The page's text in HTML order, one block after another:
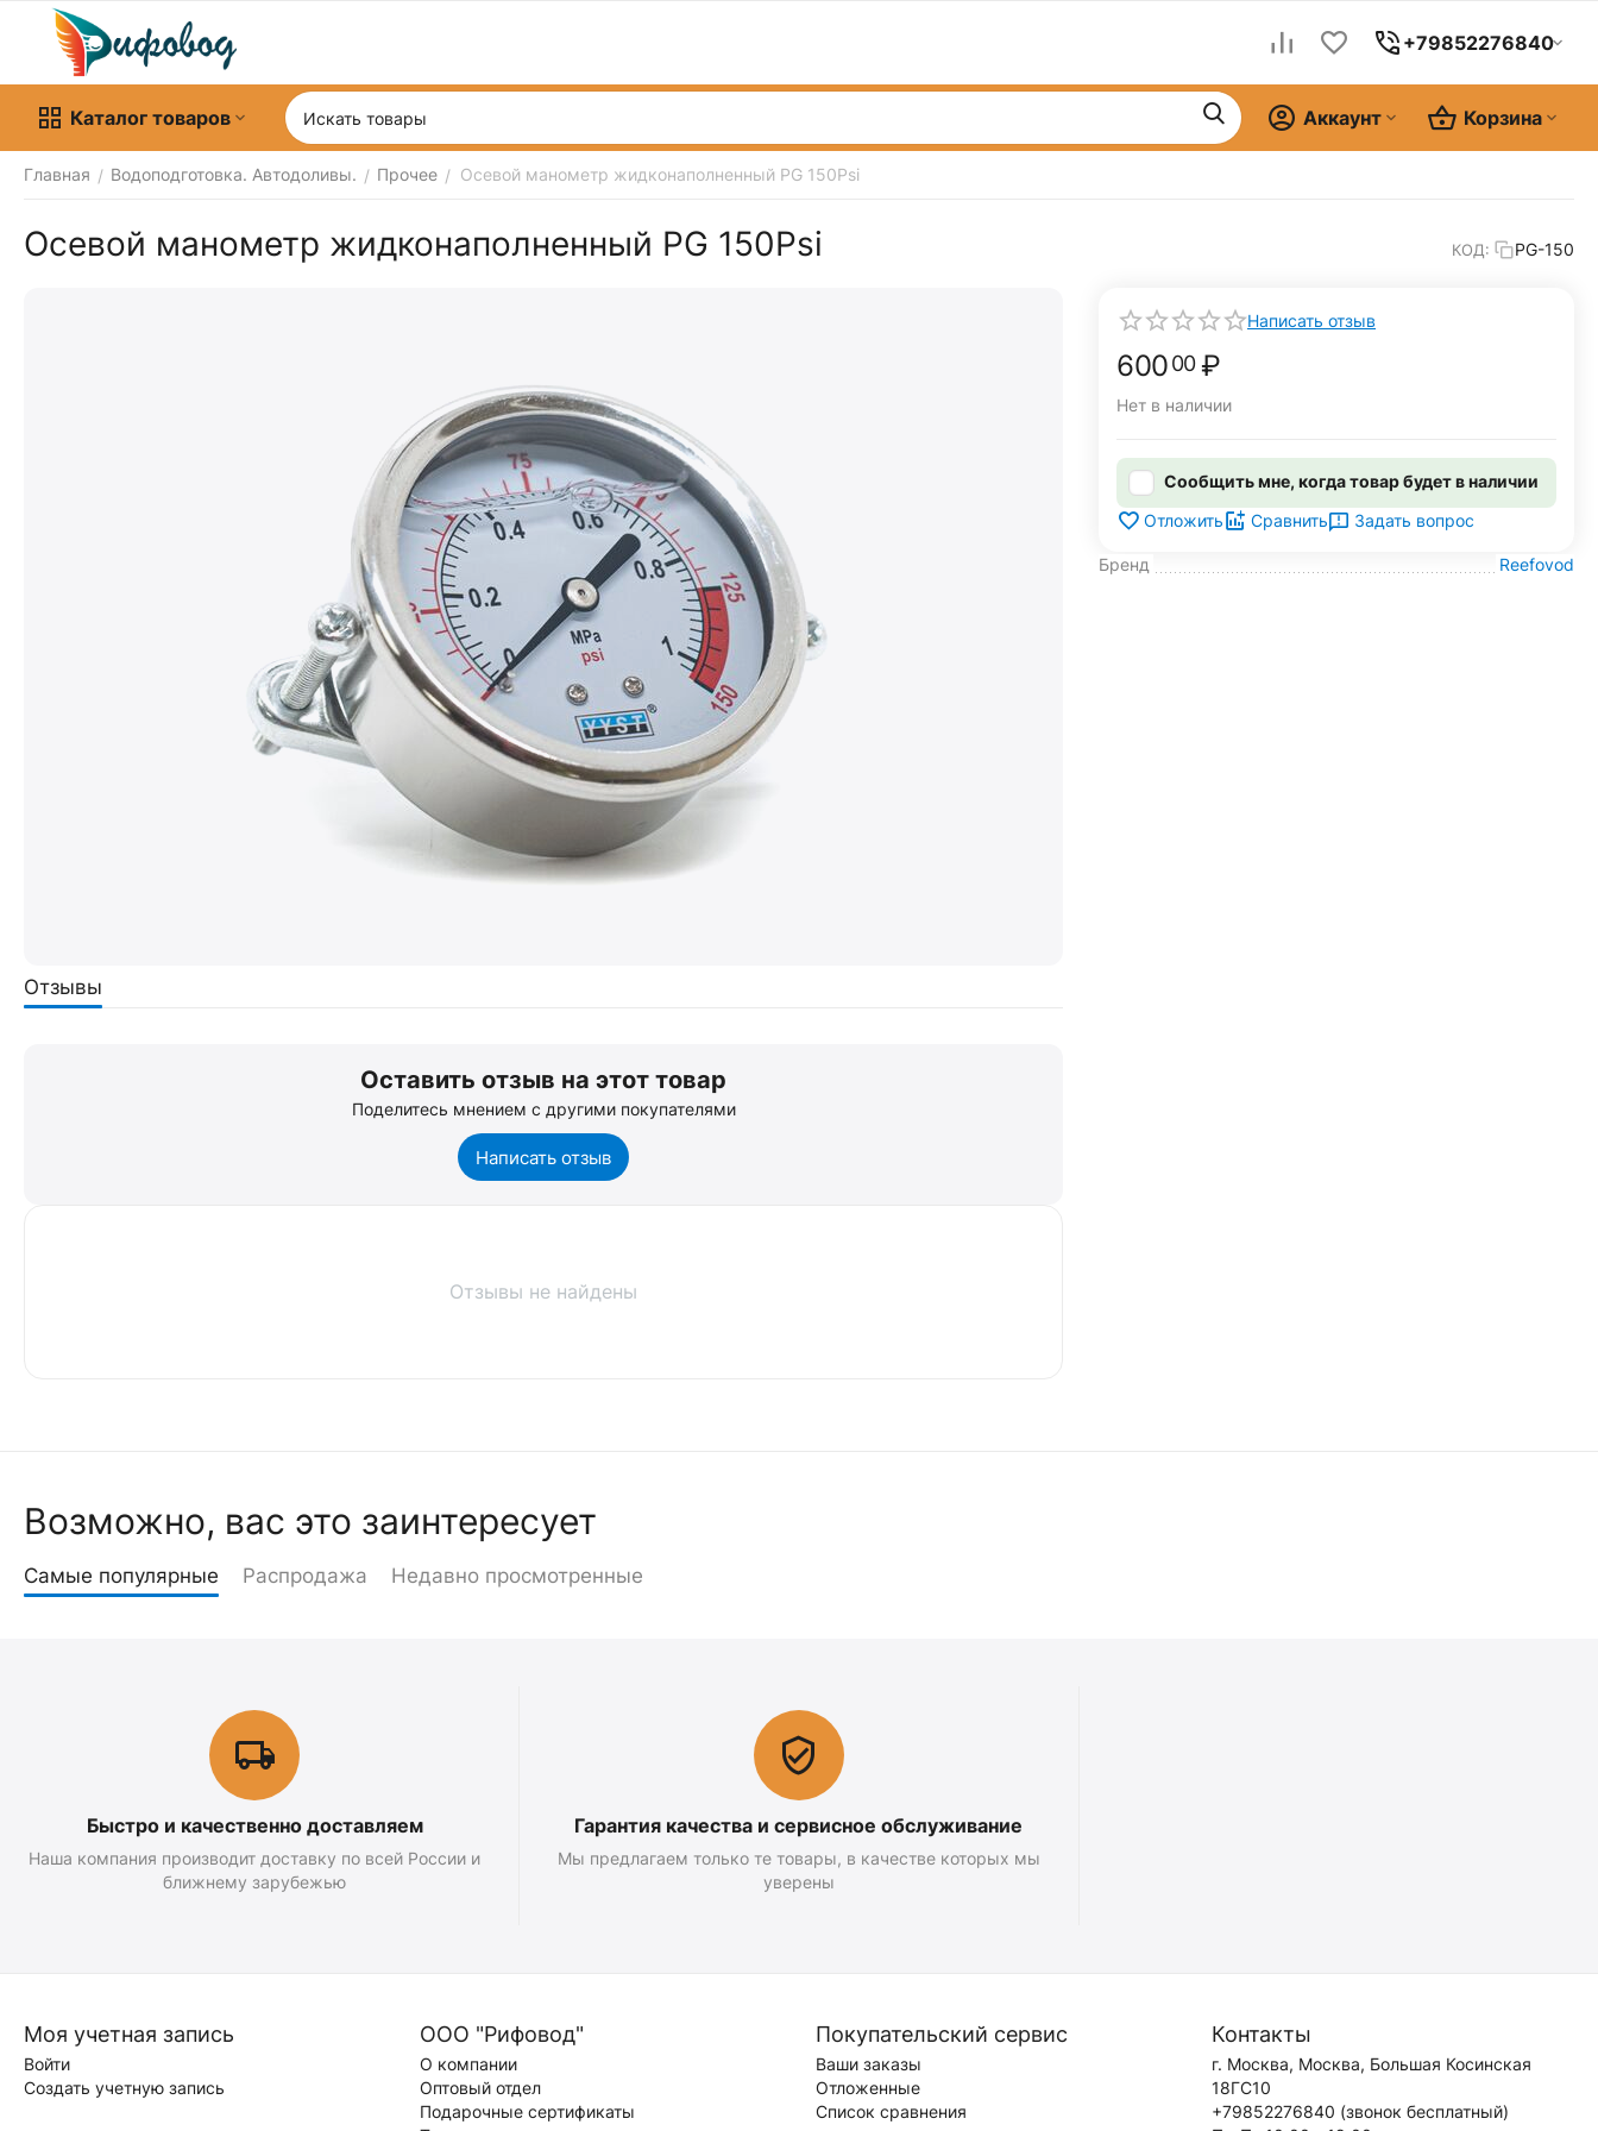
+79852276840
Каталог товаров Корзина
Аккаунт
Главная / Водоподготовка. Автодоливы. / Прочее / Осевой манометр жидконаполненный PG 150Psi
Осевой манометр жидконаполненный PG 150Psi КОД: PG-150
Написать отзыв
60000 ₽
Нет в наличии
Сообщить мне, когда товар будет в наличии
Отложить
Сравнить Задать вопрос
Бренд Reefovod
Отзывы
Оставить отзыв на этот товар
Поделитесь мнением с другими покупателями
Написать отзыв
Отзывы не найдены
Возможно, вас это заинтересует
Самые популярные Распродажа Недавно просмотренные
Быстро и качественно доставляем
Наша компания производит доставку по всей России и
ближнему зарубежью
Гарантия качества и сервисное обслуживание
Мы предлагаем только те товары, в качестве которых мы
уверены
Моя учетная запись
Войти
Создать учетную запись
ООО "Рифовод"
О компании
Оптовый отдел
Подарочные сертификаты
Покупательский сервис
Ваши заказы
Отложенные
Список сравнения
Контакты
г. Москва, Москва, Большая Косинская
18ГС10
+79852276840 (звонок бесплатный)